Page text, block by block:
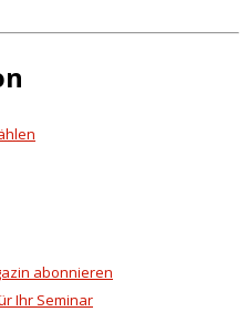
abonnieren
Ihr Seminar